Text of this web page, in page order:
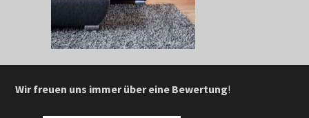
Wir freuen uns immer über eine Bewertung!